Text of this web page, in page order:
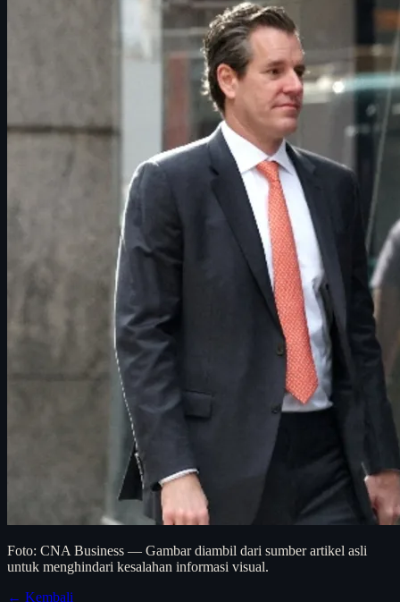
Foto: CNA Business — Gambar diambil dari sumber artikel asli
untuk menghindari kesalahan informasi visual.
← Kembali